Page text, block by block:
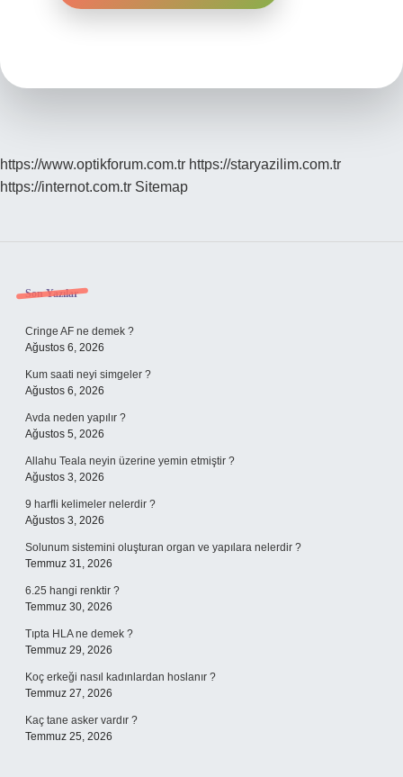
https://www.optikforum.com.tr https://staryazilim.com.tr
https://internot.com.tr Sitemap
Sidebar
Son Yazılar
Cringe AF ne demek ?
Ağustos 6, 2026
Kum saati neyi simgeler ?
Ağustos 6, 2026
Avda neden yapılır ?
Ağustos 5, 2026
Allahu Teala neyin üzerine yemin etmiştir ?
Ağustos 3, 2026
9 harfli kelimeler nelerdir ?
Ağustos 3, 2026
Solunum sistemini oluşturan organ ve yapılara nelerdir ?
Temmuz 31, 2026
6.25 hangi renktir ?
Temmuz 30, 2026
Tıpta HLA ne demek ?
Temmuz 29, 2026
Koç erkeği nasıl kadınlardan hoslanır ?
Temmuz 27, 2026
Kaç tane asker vardır ?
Temmuz 25, 2026